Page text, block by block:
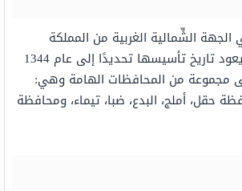
الشِّمالية الغربية من المملكة
العربية السُّعُودية، ويعود تاريخ تأسيسها تحديدًا إلى عام 1344
مجموعة من المحافظات الهامة وهي:
حقل، أملج، البدع، ضبا، تيماء، ومحافظة